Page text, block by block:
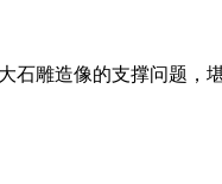
石雕造像的支撑问题，